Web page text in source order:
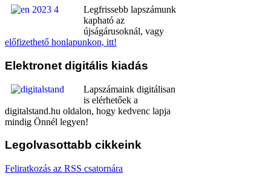
Legfrissebb lapszámunk
kapható az
újságárusoknál, vagy
előfizethető honlapunkon, itt!
Elektronet digitális kiadás
Lapszámaink digitálisan
is elérhetőek a
digitalstand.hu oldalon, hogy kedvenc lapja
mindig Önnél legyen!
Legolvasottabb cikkeink
Feliratkozás az RSS csatornára